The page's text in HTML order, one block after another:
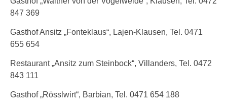
847 369
Gasthof Ansitz „Fonteklaus“, Lajen-Klausen, Tel. 0471
655 654
Restaurant „Ansitz zum Steinbock“, Villanders, Tel. 0472
843 111
Gasthof „Rösslwirt“, Barbian, Tel. 0471 654 188